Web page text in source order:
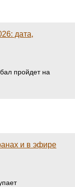
дата,
пройдет на
и в эфире